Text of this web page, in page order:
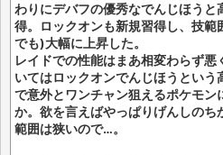
わりにデバフの優秀なでんじほう
得。ロックオンも新規習得し、技
でも)大幅に上昇した。
レイドでの性能はまあ相変わらず
いてはロックオンでんじほうとい
で意外とワンチャン狙えるポケモン
か。欲を言えばやっぱりげんしのち
範囲は狭いので…。